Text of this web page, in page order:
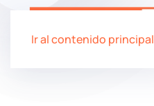
Ir al contenido principal